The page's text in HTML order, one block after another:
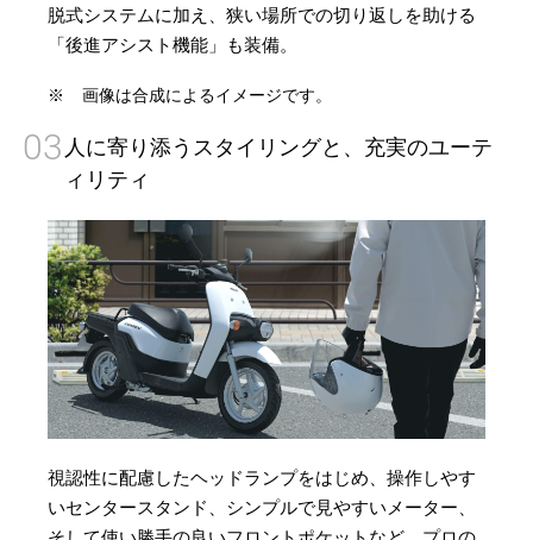
脱式システムに加え、狭い場所での切り返しを助ける
「後進アシスト機能」も装備。
※ 画像は合成によるイメージです。
03 人に寄り添うスタイリングと、充実のユーテ
ィリティ
視認性に配慮したヘッドランプをはじめ、操作しやす
いセンタースタンド、シンプルで見やすいメーター、